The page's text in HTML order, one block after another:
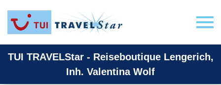
TUI TRAVELStar - Reiseboutique Lengerich,
Inh. Valentina Wolf